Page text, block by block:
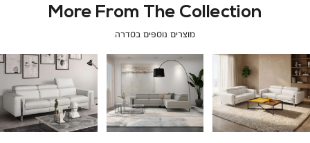
More From The Collection
מוצרים נוספים בסדרה